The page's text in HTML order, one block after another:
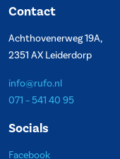
Contact
Achthovenerweg 19A,
2351 AX Leiderdorp
info@rufo.nl
071 – 541 40 95
Socials
Facebook